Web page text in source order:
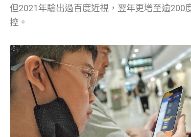
但2021年驗出過百度近視，翌年更增至逾200
控。